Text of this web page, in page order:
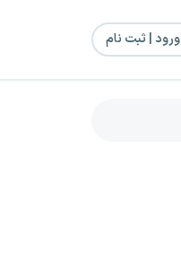
ورود | ثبت‌ نام